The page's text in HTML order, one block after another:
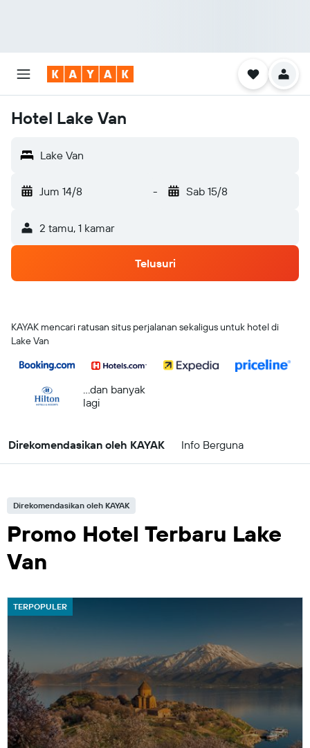
Hotel Lake Van
Lake Van
Jum 14/8 - Sab 15/8
2 tamu, 1 kamar
Telusuri
KAYAK mencari ratusan situs perjalanan sekaligus untuk hotel di
Lake Van
...dan banyak
lagi
Direkomendasikan oleh KAYAK Info Berguna
Direkomendasikan oleh KAYAK
Promo Hotel Terbaru Lake
Van
TERPOPULER